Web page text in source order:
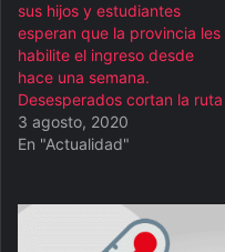
sus hijos y estudiantes
esperan que la provincia les
habilite el ingreso desde
hace una semana.
Desesperados cortan la ruta
3 agosto, 2020
En "Actualidad"